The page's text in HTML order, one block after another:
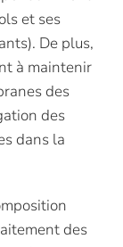
et ses
De plus,
à maintenir
des
des
dans la
des